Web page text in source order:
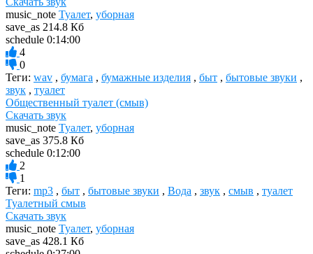
music_note Туалет, уборная
save_as 214.8 Кб
schedule 0:14:00
4
0
Теги: wav , бумага , бумажные изделия , быт , бытовые звуки ,
звук , туалет
Общественный туалет (смыв)
Скачать звук
music_note Туалет, уборная
save_as 375.8 Кб
schedule 0:12:00
2
1
Теги: mp3 , быт , бытовые звуки , Вода , звук , смыв , туалет
Туалетный смыв
Скачать звук
music_note Туалет, уборная
save_as 428.1 Кб